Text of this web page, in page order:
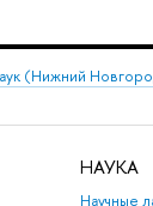
(Нижний
НАУКА
Научные